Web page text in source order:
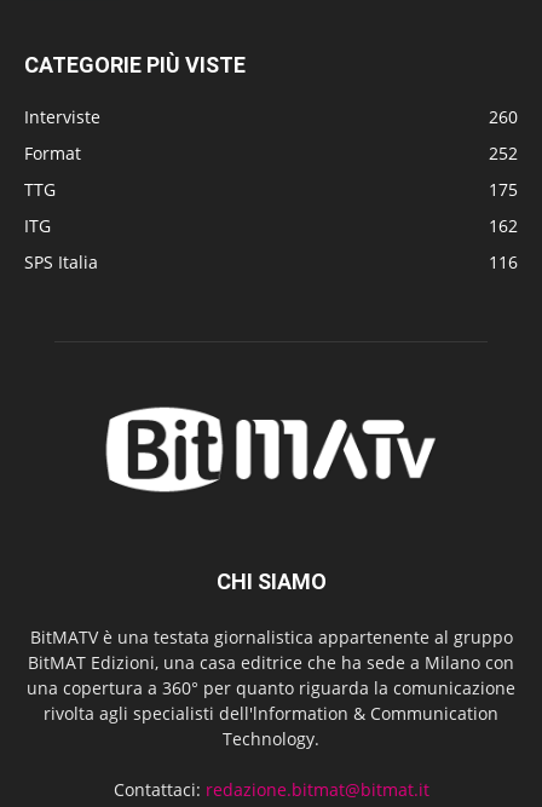
CATEGORIE PIÙ VISTE
Interviste
260
Format
252
TTG
175
ITG
162
SPS Italia
116
CHI SIAMO
BitMATV è una testata giornalistica appartenente al gruppo
BitMAT Edizioni, una casa editrice che ha sede a Milano con
una copertura a 360° per quanto riguarda la comunicazione
rivolta agli specialisti dell'lnformation & Communication
Technology.
Contattaci: redazione.bitmat@bitmat.it